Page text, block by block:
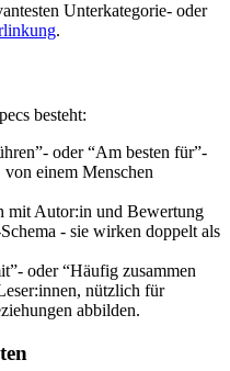
Unterkategorie- oder
.
besteht:
oder “Am besten für”-
einem Menschen
mit Autor:in und Bewertung
- sie wirken doppelt als
oder “Häufig zusammen
nützlich für
abbilden.